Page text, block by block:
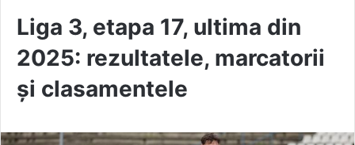
Liga 3, etapa 17, ultima din
2025: rezultatele, marcatorii
și clasamentele